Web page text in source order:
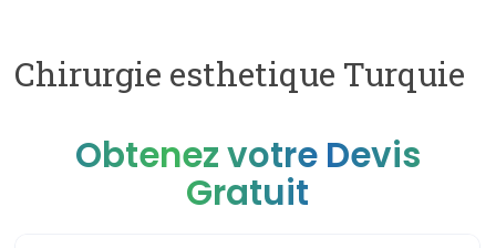
Chirurgie esthetique Turquie
Obtenez votre Devis
Gratuit